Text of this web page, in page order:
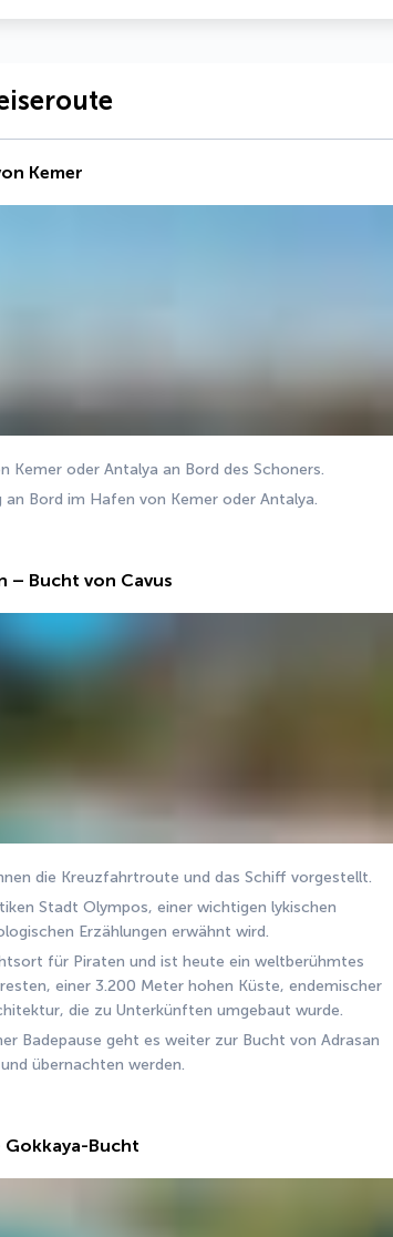
Kemer
Kemer oder Antalya an Bord des Schoners.
an Bord im Hafen von Kemer oder Antalya.
– Bucht von Cavus
die Kreuzfahrtroute und das Schiff vorgestellt.
Stadt Olympos, einer wichtigen lykischen
Erzählungen erwähnt wird.
für Piraten und ist heute ein weltberühmtes
einer 3.200 Meter hohen Küste, endemischer
die zu Unterkünften umgebaut wurde.
Badepause geht es weiter zur Bucht von Adrasan
übernachten werden.
Gokkaya-Bucht